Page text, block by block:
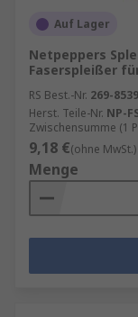
Auf Lager
Netpeppers
Faserspleißer
RS Best.-Nr. 269-8539
Herst. Teile-Nr. NP-
Zwischensumme (1
9,18 €(ohne MwSt.)
Menge